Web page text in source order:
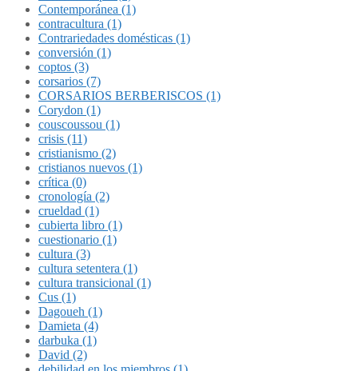
Contemporánea (1)
contracultura (1)
Contrariedades domésticas (1)
conversión (1)
coptos (3)
corsarios (7)
CORSARIOS BERBERISCOS (1)
Corydon (1)
couscoussou (1)
crisis (11)
cristianismo (2)
cristianos nuevos (1)
crítica (0)
cronología (2)
crueldad (1)
cubierta libro (1)
cuestionario (1)
cultura (3)
cultura setentera (1)
cultura transicional (1)
Cus (1)
Dagoueh (1)
Damieta (4)
darbuka (1)
David (2)